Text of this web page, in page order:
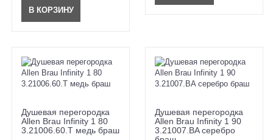
В КОРЗИНУ
Душевая перегородка
Allen Brau Infinity 1 80
3.21006.60.T медь браш
Душевая перегородка
Allen Brau Infinity 1 90
3.21007.BA серебро